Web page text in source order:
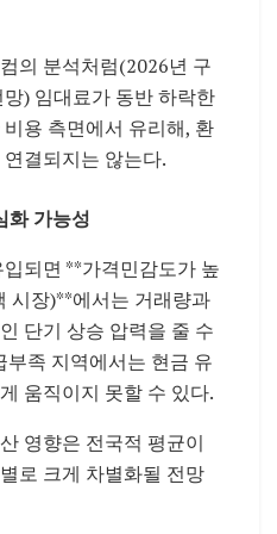
의 분석처럼(2026년 구
) 임대료가 동반 하락한
용 측면에서 유리해, 환
결되지는 않는다.
화 가능성
되면 **가격민감도가 높
시장)**에서는 거래량과
단기 상승 압력을 줄 수
부족 지역에서는 현금 유
움직이지 못할 수 있다.
영향은 전국적 평균이
로 크게 차별화될 전망